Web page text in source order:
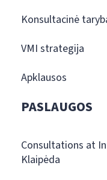
Konsultacinė
VMI strategija
Apklausos
PASLAUGOS
Consultations at
Klaipėda